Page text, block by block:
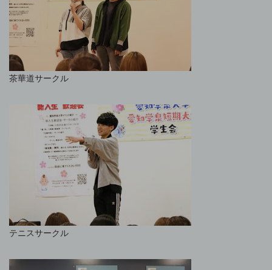
茶華道サークル
テニスサークル